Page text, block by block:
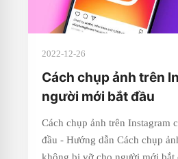
2022-12-26
Cách chụp ảnh trên
người mới bắt đầu
Cách chụp ảnh trên Instagram
đầu - Hướng dẫn Cách chụp